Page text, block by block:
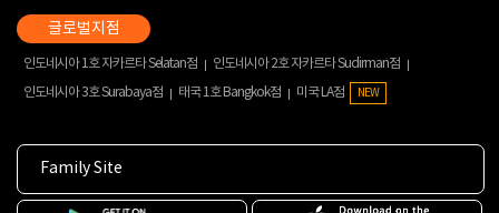
인도네시아 1호 자카르타 Selatan점
인도네시아 2호 자카르타 Sudirman점
인도네시아 3호 Surabaya점
태국 1호 Bangkok점 미국 LA점 NEW
Family Site